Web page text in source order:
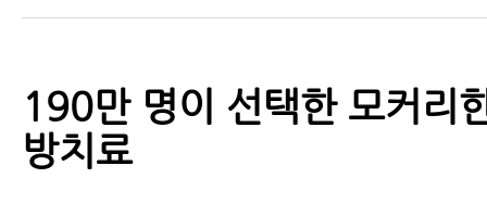
190만 명이 선택한 모커리
방치료